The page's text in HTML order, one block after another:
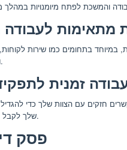
במיוחד בתחומים כמו שירות
ושיווק דיגיטלי.
חזקים עם הצוות שלך כדי
שלך לקבל משרה מלאה.
פסק